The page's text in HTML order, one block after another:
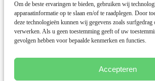
Om de beste ervaringen te bieden, gebruiken wij
apparaatinformatie op te slaan en/of te raadplegen. Door
deze technologieën kunnen wij gegevens zoals
verwerken. Als u geen toestemming geeft of uw
gevolgen hebben voor bepaalde kenmerken en functies.
Accepteren
Registratienummers NVO: 10216 en 10225
KvK-nummer: 74278231
Foto’s gemaakt door Martijn Gerritsen
Privacybeleid
Algemene voorwaarden